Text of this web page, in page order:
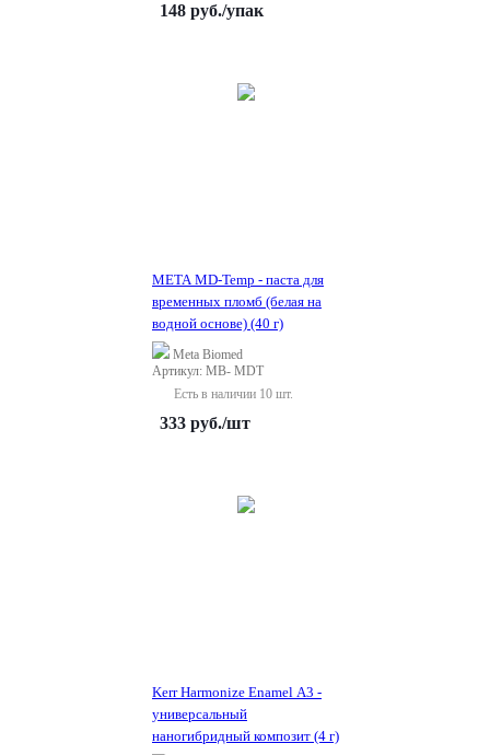
148 руб./упак
META MD-Temp - паста для
временных пломб (белая на
водной основе) (40 г)
Meta Biomed
Артикул: MB- MDT
Есть в наличии 10 шт.
333 руб./шт
Kerr Harmonize Enamel A3 -
универсальный
наногибридный композит (4 г)